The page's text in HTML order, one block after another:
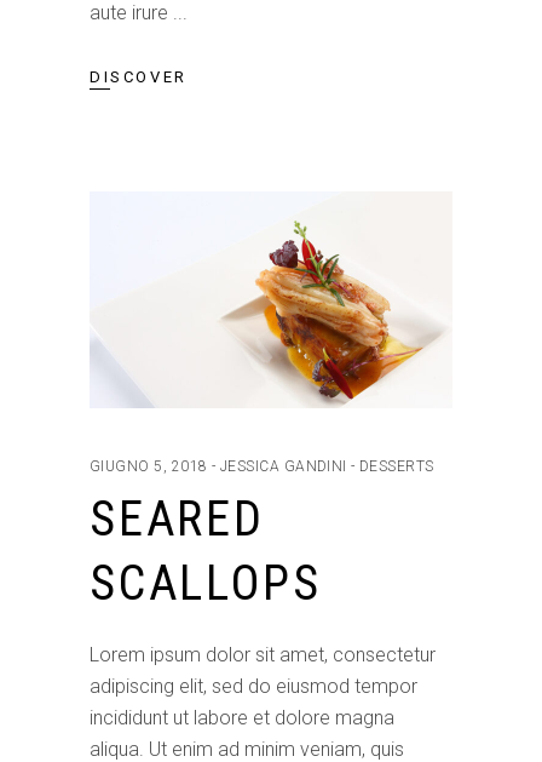
aute irure
DISCOVER
GIUGNO 5, 2018 JESSICA GANDINI DESSERTS
SEARED
SCALLOPS
Lorem ipsum dolor sit amet, consectetur
adipiscing elit, sed do eiusmod tempor
incididunt ut labore et dolore magna
aliqua. Ut enim ad minim veniam, quis